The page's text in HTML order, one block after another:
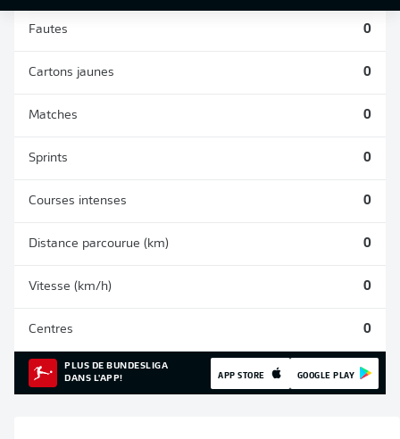
Fautes 0
Cartons jaunes 0
Matches 0
Sprints 0
Courses intenses 0
Distance parcourue (km) 0
Vitesse (km/h) 0
Centres 0
PLUS DE BUNDESLIGA
DANS L'APP!
APP STORE GOOGLE PLAY